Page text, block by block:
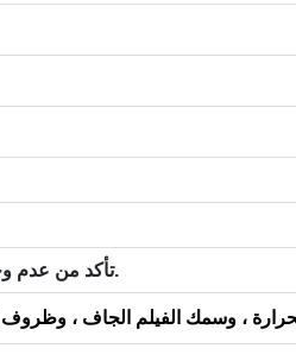
تأكد من عدم وجود تشالكينج والملوثات الأخرى قبل التكرار.